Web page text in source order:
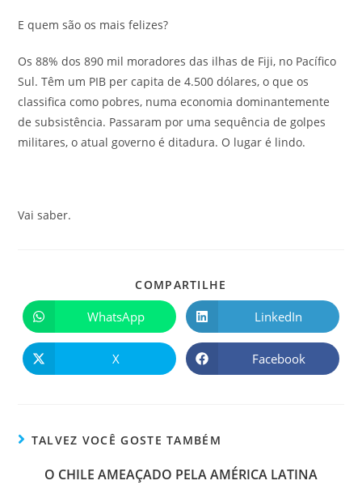
E quem são os mais felizes?
Os 88% dos 890 mil moradores das ilhas de Fiji, no Pacífico
Sul. Têm um PIB per capita de 4.500 dólares, o que os
classifica como pobres, numa economia dominantemente
de subsistência. Passaram por uma sequência de golpes
militares, o atual governo é ditadura. O lugar é lindo.
Vai saber.
COMPARTILHE
WhatsApp LinkedIn
X Facebook
TALVEZ VOCÊ GOSTE TAMBÉM
O CHILE AMEAÇADO PELA AMÉRICA LATINA